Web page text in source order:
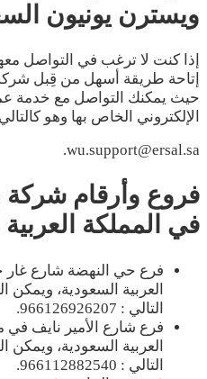
ويسترن يونيون
إذا كنت لا ترغب في التواصل
إتاحة طريقة أسهل من قِبل
حيث يمكنك التواصل مع خدمة
الإلكتروني الخاص بها وهو
wu.support@ersal.sa.
فروع وأرقام شركة
في المملكة
فرع حي النهضة شارع غار
العربية السعودية،
التالي : 966126926207.
فرع شارع الأمير نايف في
العربية السعودية،
التالي : 966112882540.